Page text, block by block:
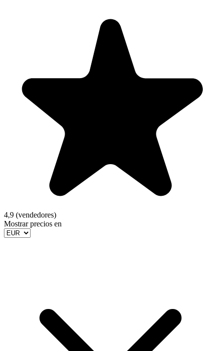
4,9 (vendedores)
Mostrar precios en